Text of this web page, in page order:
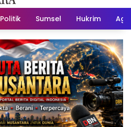
Politik Sumsel Hukrim